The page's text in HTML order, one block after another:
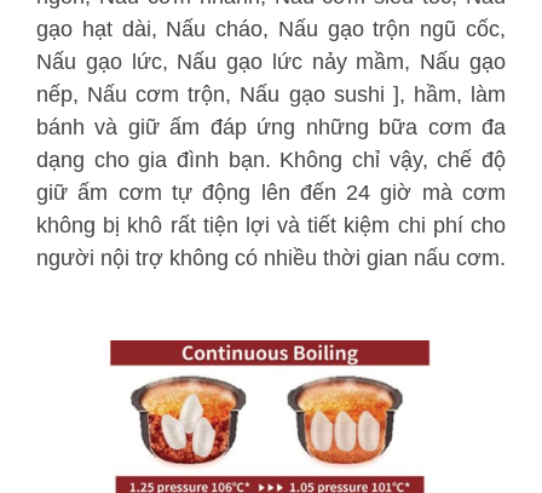
gạo hạt dài, Nấu cháo, Nấu gạo trộn ngũ cốc,
Nấu gạo lức, Nấu gạo lức nảy mầm, Nấu gạo
nếp, Nấu cơm trộn, Nấu gạo sushi ], hầm, làm
bánh và giữ ấm đáp ứng những bữa cơm đa
dạng cho gia đình bạn. Không chỉ vậy, chế độ
giữ ấm cơm tự động lên đến 24 giờ mà cơm
không bị khô rất tiện lợi và tiết kiệm chi phí cho
người nội trợ không có nhiều thời gian nấu cơm.